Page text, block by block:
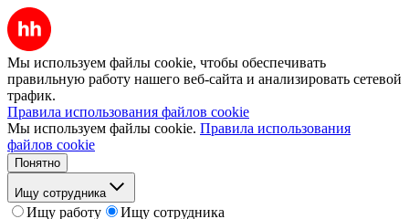
Мы используем файлы cookie, чтобы обеспечивать
правильную работу нашего веб-сайта и анализировать сетевой
трафик.
Правила использования файлов cookie
Мы используем файлы cookie. Правила использования
файлов cookie
Понятно
Ищу сотрудника
Ищу работу
Ищу сотрудника